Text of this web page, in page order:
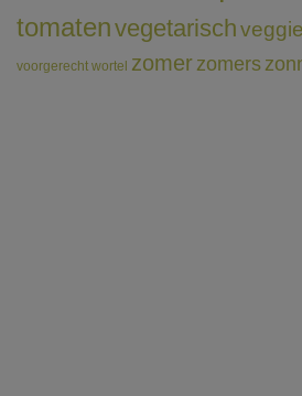
tomatenvegetarischveggie
voorgerecht wortel zomerzomers